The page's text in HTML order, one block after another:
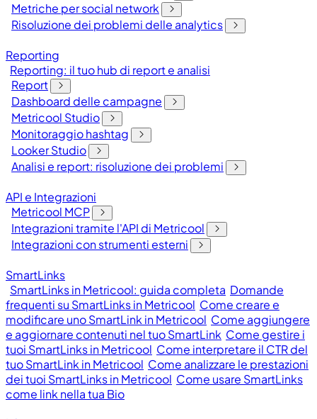
Metriche per social network
Risoluzione dei problemi delle analytics
Reporting
Reporting: il tuo hub di report e analisi
Report
Dashboard delle campagne
Metricool Studio
Monitoraggio hashtag
Looker Studio
Analisi e report: risoluzione dei problemi
API e Integrazioni
Metricool MCP
Integrazioni tramite l'API di Metricool
Integrazioni con strumenti esterni
SmartLinks
SmartLinks in Metricool: guida completa Domande
frequenti su SmartLinks in Metricool Come creare e
modificare uno SmartLink in Metricool Come aggiungere
e aggiornare contenuti nel tuo SmartLink Come gestire i
tuoi SmartLinks in Metricool Come interpretare il CTR del
tuo SmartLink in Metricool Come analizzare le prestazioni
dei tuoi SmartLinks in Metricool Come usare SmartLinks
come link nella tua Bio